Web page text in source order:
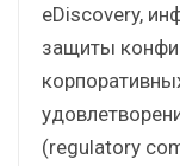
eDiscovery,
защиты
(regulatory